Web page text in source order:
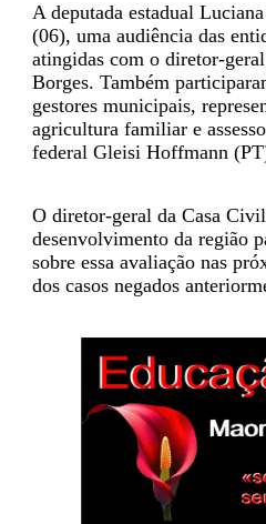
A deputada estadual
(06), uma audiência das
atingidas com o diretor-
Borges. Também
gestores municipais,
agricultura familiar e
federal Gleisi Hoffmann
O diretor-geral da Casa
desenvolvimento da região
sobre essa avaliação nas
dos casos negados